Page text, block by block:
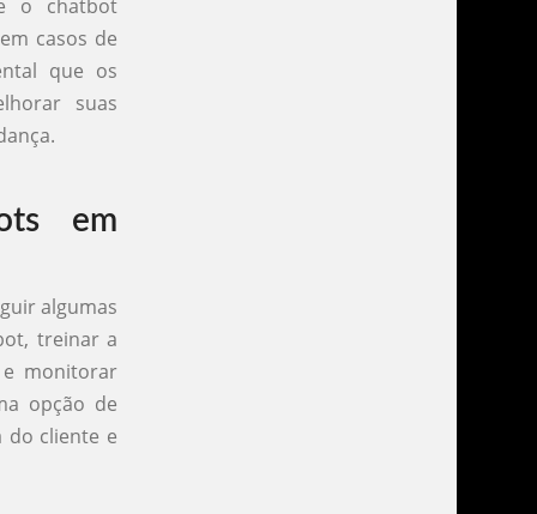
o chatbot
casos de
que os
suas
em
algumas
treinar a
monitorar
opção de
do cliente e